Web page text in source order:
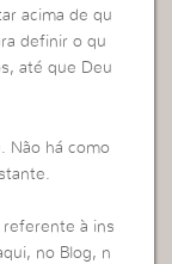
acima de qu
definir o qu
até que Deu
Não há como
referente à ins
no Blog, n